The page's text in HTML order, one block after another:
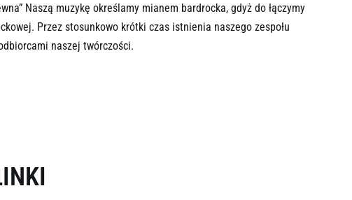
Naszą muzykę określamy mianem bardrocka, gdyż do łączymy
Przez stosunkowo krótki czas istnienia naszego zespołu
naszej twórczości.